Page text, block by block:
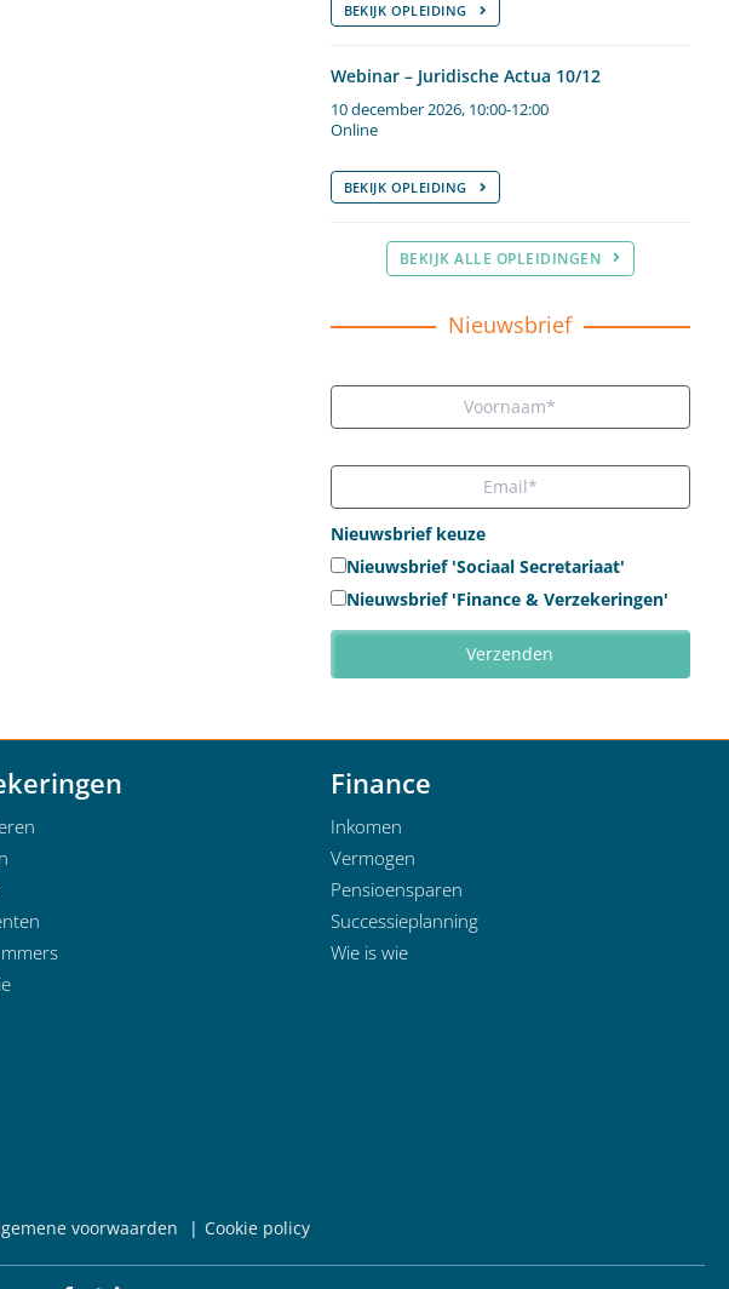
BEKIJK OPLEIDING
Webinar – Juridische Actua 10/12
10 december 2026, 10:00-12:00
Online
BEKIJK OPLEIDING
BEKIJK ALLE OPLEIDINGEN
Nieuwsbrief
Nieuwsbrief keuze
Nieuwsbrief 'Sociaal Secretariaat'
Nieuwsbrief 'Finance & Verzekeringen'
Finance
Inkomen
Vermogen
Pensioensparen
Successieplanning
Wie is wie
voorwaarden Cookie policy